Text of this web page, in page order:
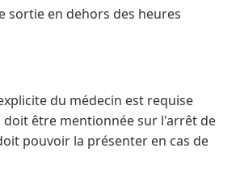
sortie en dehors des heures
du médecin est requise
être mentionnée sur l'arrêt de
pouvoir la présenter en cas de